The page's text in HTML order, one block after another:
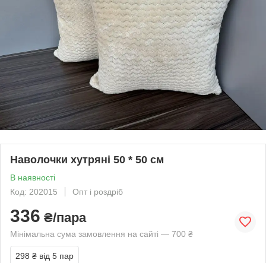
Наволочки хутряні 50 * 50 см
В наявності
Код: 202015
Опт і роздріб
336 ₴/пара
Мінімальна сума замовлення на сайті — 700 ₴
298 ₴ від 5 пар